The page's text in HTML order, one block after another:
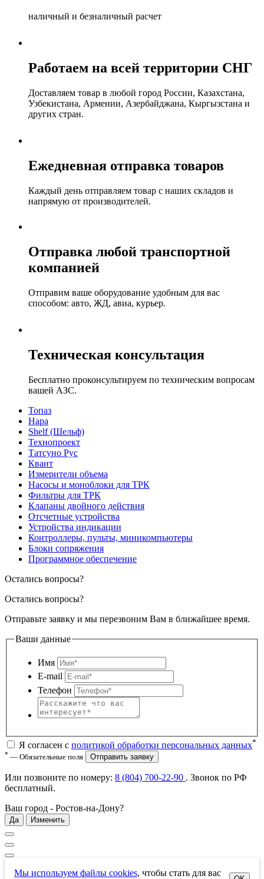
наличный и безналичный расчет
Работаем на всей территории СНГ
Доставляем товар в любой город России, Казахстана,
Узбекистана, Армении, Азербайджана, Кыргызстана и
других стран.
Ежедневная отправка товаров
Каждый день отправляем товар с наших складов и
напрямую от производителей.
Отправка любой транспортной
компанией
Отправим ваше оборудование удобным для вас
способом: авто, ЖД, авиа, курьер.
Техническая консультация
Бесплатно проконсультируем по техническим вопросам
вашей АЗС.
Топаз
Нара
Shelf (Шельф)
Технопроект
Татсуно Рус
Квант
Измерители объема
Насосы и моноблоки для ТРК
Фильтры для ТРК
Клапаны двойного действия
Отсчетные устройства
Устройства индикации
Контроллеры, пульты, миникомпьютеры
Блоки сопряжения
Программное обеспечение
Остались вопросы?
Остались вопросы?
Отправьте заявку и мы перезвоним Вам в ближайшее время.
Ваши данные
Имя
E-mail
Телефон
Я согласен с политикой обработки персональных данных*
* — Обязательные поля Отправить заявку
Или позвоните по номеру: 8 (804) 700-22-90 . Звонок по РФ
бесплатный.
Ваш город - Ростов-на-Дону?
Да Изменить
Мы используем файлы cookies, чтобы стать для вас